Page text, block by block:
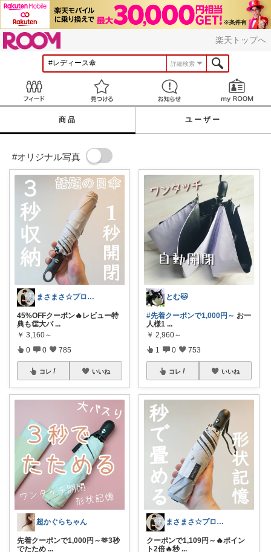
楽天トップへ
詳細検索
見つける お知らせ
商品 ユーザー
#オリジナル写真
まさまさ☆プロフも見てね✨
45%OFFクーポン🔥レビュー特
典も👏大バ ...
￥ 3,160～
0 0 785
コレ いいね
超かぐらちゃん
先着クーポンで1,000円～🫶3秒
でたため ...
とむ🐱
#先着クーポンで1,000円～ お一
人様1 ...
￥ 2,960～
1 0 753
コレ いいね
まさまさ☆プロフも見てね✨
クーポンで1,109円～🔥ポイン
ト2倍🔥秒 ...